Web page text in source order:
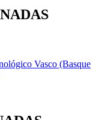
Vasco (Basque